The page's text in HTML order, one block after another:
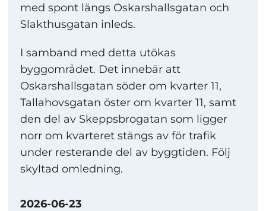
med spont längs Oskarshallsgatan och
Slakthusgatan inleds.
I samband med detta utökas
byggområdet. Det innebär att
Oskarshallsgatan söder om kvarter 11,
Tallahovsgatan öster om kvarter 11, samt
den del av Skeppsbrogatan som ligger
norr om kvarteret stängs av för trafik
under resterande del av byggtiden. Följ
skyltad omledning.
2026-06-23